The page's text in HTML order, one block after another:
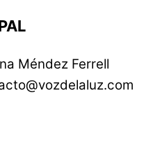
Méndez Ferrell